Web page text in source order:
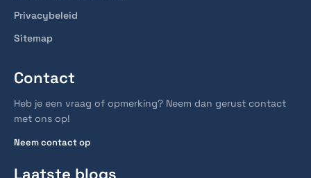
Privacybeleid
Sitemap
Contact
Heb je een vraag of opmerking? Neem dan gerust contact
met ons op!
Neem contact op
Laatste blogs